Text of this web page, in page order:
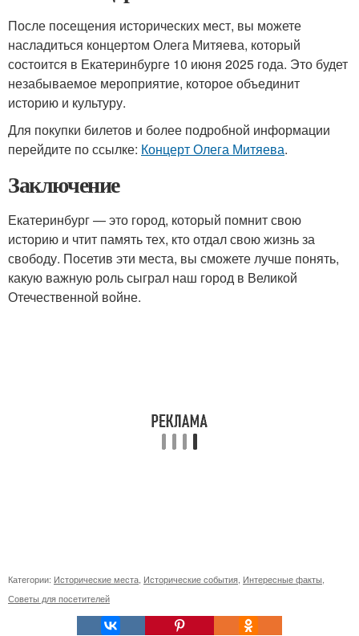
После посещения исторических мест, вы можете
насладиться концертом Олега Митяева, который
состоится в Екатеринбурге 10 июня 2025 года. Это будет
незабываемое мероприятие, которое объединит
историю и культуру.
Для покупки билетов и более подробной информации
перейдите по ссылке: Концерт Олега Митяева.
Заключение
Екатеринбург — это город, который помнит свою
историю и чтит память тех, кто отдал свою жизнь за
свободу. Посетив эти места, вы сможете лучше понять,
какую важную роль сыграл наш город в Великой
Отечественной войне.
Категории: Исторические места Исторические события Интересные факты
Советы для посетителей